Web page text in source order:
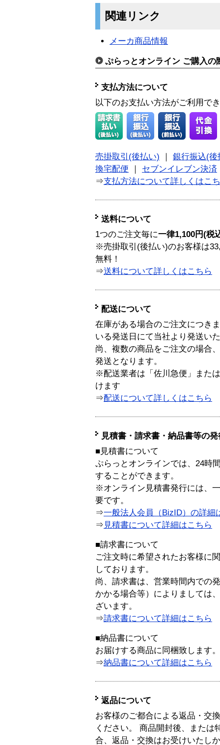
関連リンク
メーカ商品情報
ぷらっとオンライン ご購入の
支払方法について
以下のお支払い方法がご利用で
売掛取引(後払い)
銀行振込(後
換宅配便
セブンイレブン決済
⇒支払方法について詳しくはこ
送料について
1つのご注文毎に一律1,100円(税
※売掛取引(後払い)のお客様は
無料！
⇒送料について詳しくはこちら
配送について
在庫がある場合のご注文につき
いる発送日にて当社より発送い
尚、複数の商品をご注文の場合
発送となります。
※配送業者は「佐川急便」また
けます
⇒配送について詳しくはこちら
見積書・請求書・納品書等の
■見積書について
ぷらっとオンラインでは、24時
することができます。
※オンライン見積書発行には、
要です。
⇒一般法人会員（BizID）の詳細
⇒ 見積書について詳細はこちら
■請求書について
ご注文時に希望されたお客様に
しております。
尚、請求書は、営業時間内での
かかる場合等）によりましては
ざいます。
⇒請求書について詳細はこちら
■納品書について
お届けする商品に同梱致します。
⇒納品書について詳細はこちら
返品について
お客様のご都合による返品・交
ください。 商品開封後、または
合、返品・交換はお受けいたし